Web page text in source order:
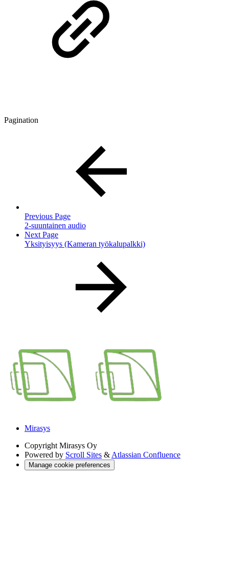
Pagination
Previous Page
2-suuntainen audio
Next Page
Yksityisyys (Kameran työkalupalkki)
Mirasys
Copyright Mirasys Oy
Powered by Scroll Sites & Atlassian Confluence
Manage cookie preferences